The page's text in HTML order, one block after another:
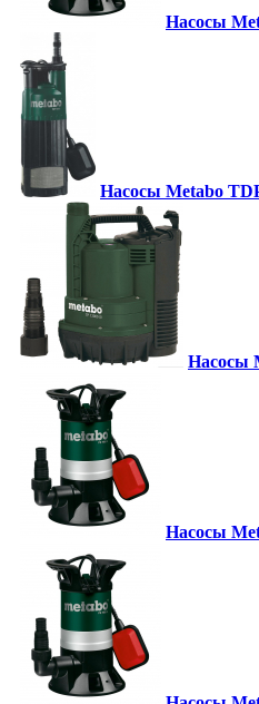
Насосы
Насосы Metabo
Насосы
Насосы